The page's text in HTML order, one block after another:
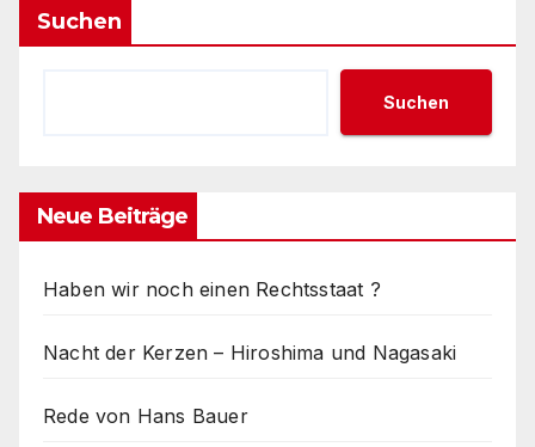
Suchen
Suchen
Neue Beiträge
Haben wir noch einen Rechtsstaat ?
Nacht der Kerzen – Hiroshima und Nagasaki
Rede von Hans Bauer